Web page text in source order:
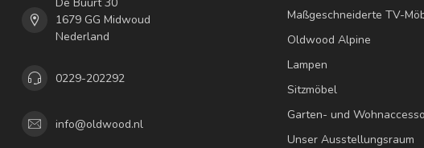
1679 GG Midwoud
Nederland
0229-202292
info@oldwood.nl
Maßgeschneiderte TV-
Oldwood Alpine
Lampen
Sitzmöbel
Garten- und
Unser Ausstellungsraum